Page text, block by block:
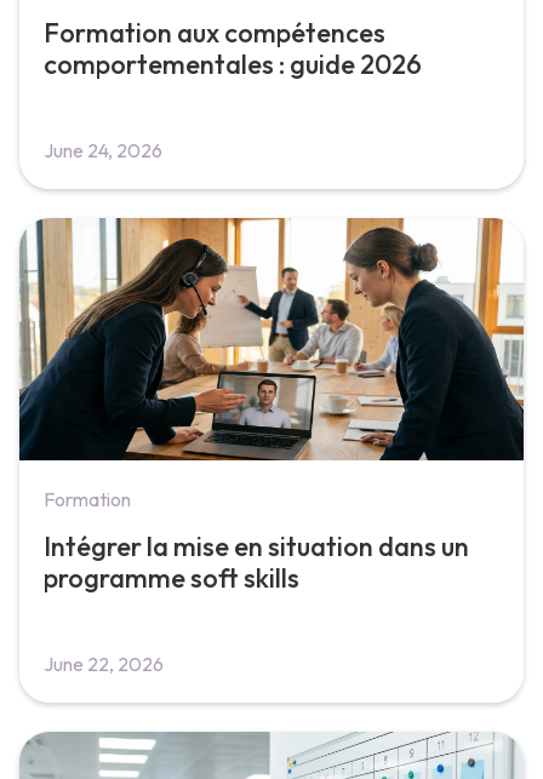
Formation aux compétences
comportementales : guide 2026
June 24, 2026
Formation
Intégrer la mise en situation dans un
programme soft skills
June 22, 2026